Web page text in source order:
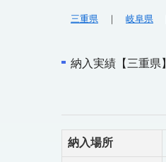
三重県 ｜ 岐阜県
納入実績【三重県】
納入場所